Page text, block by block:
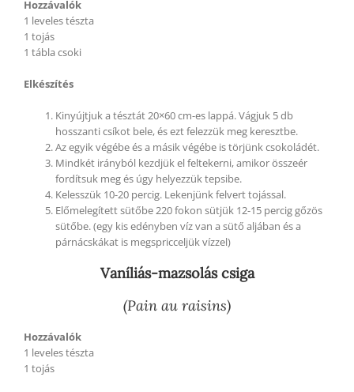
Hozzávalók
1 leveles tészta
1 tojás
1 tábla csoki
Elkészítés
Kinyújtjuk a tésztát 20×60 cm-es lappá. Vágjuk 5 db
hosszanti csíkot bele, és ezt felezzük meg keresztbe.
Az egyik végébe és a másik végébe is törjünk csokoládét.
Mindkét irányból kezdjük el feltekerni, amikor összeér
fordítsuk meg és úgy helyezzük tepsibe.
Kelesszük 10-20 percig. Lekenjünk felvert tojással.
Előmelegített sütőbe 220 fokon sütjük 12-15 percig gőzös
sütőbe. (egy kis edényben víz van a sütő aljában és a
párnácskákat is megspricceljük vízzel)
Vaníliás-mazsolás csiga
(Pain au raisins)
Hozzávalók
1 leveles tészta
1 tojás